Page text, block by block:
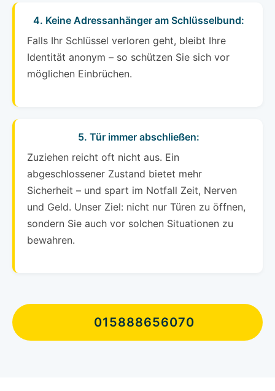
4. Keine Adressanhänger am Schlüsselbund:
Falls Ihr Schlüssel verloren geht, bleibt Ihre
Identität anonym – so schützen Sie sich vor
möglichen Einbrüchen.
5. Tür immer abschließen:
Zuziehen reicht oft nicht aus. Ein
abgeschlossener Zustand bietet mehr
Sicherheit – und spart im Notfall Zeit, Nerven
und Geld. Unser Ziel: nicht nur Türen zu öffnen,
sondern Sie auch vor solchen Situationen zu
bewahren.
015888656070